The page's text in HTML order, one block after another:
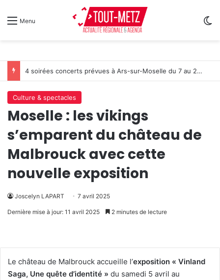
Menu
4 soirées concerts prévues à Ars-sur-Moselle du 7 au 28 août 2026
Culture & spectacles
Moselle : les vikings
s’emparent du château de
Malbrouck avec cette
nouvelle exposition
Joscelyn LAPART 7 avril 2025
Dernière mise à jour: 11 avril 2025 2 minutes de lecture
Le château de Malbrouck accueille l’exposition « Vinland
Saga, Une quête d’identité » du samedi 5 avril au